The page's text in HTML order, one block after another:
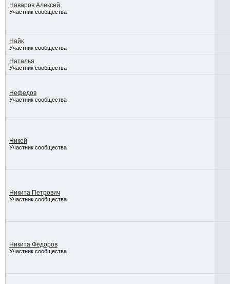
Наваров Алексей
Участник сообщества
Найк
Участник сообщества
Наталья
Участник сообщества
Нефедов
Участник сообщества
Никей
Участник сообщества
Никита Петрович
Участник сообщества
Никита Фёдоров
Участник сообщества